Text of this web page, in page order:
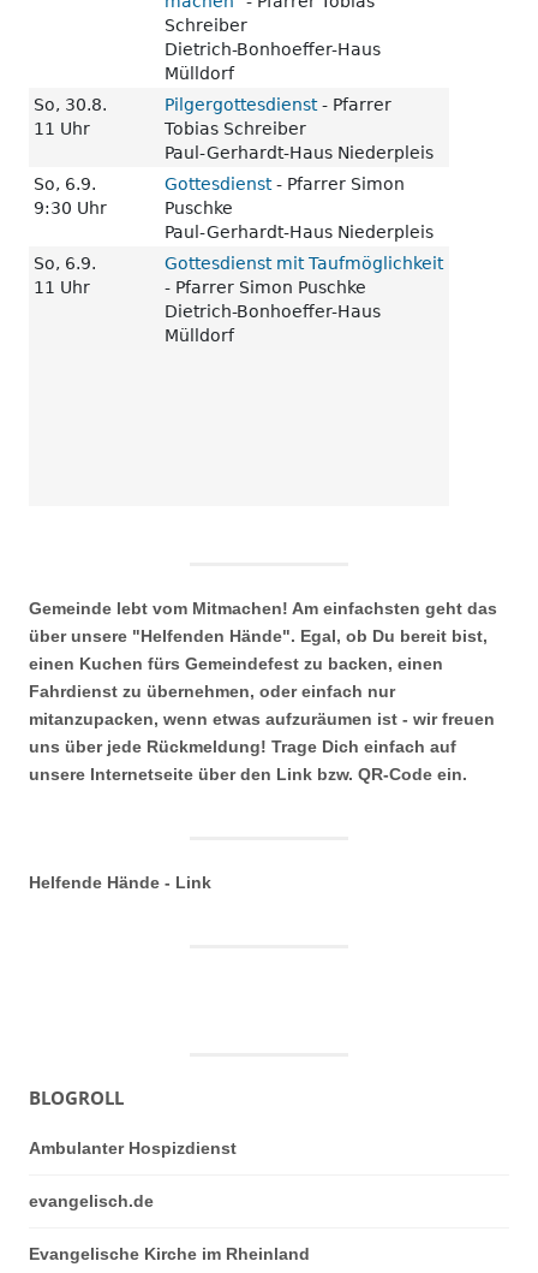
Gemeinde lebt vom Mitmachen! Am einfachsten geht das
über unsere "Helfenden Hände". Egal, ob Du bereit bist,
einen Kuchen fürs Gemeindefest zu backen, einen
Fahrdienst zu übernehmen, oder einfach nur
mitanzupacken, wenn etwas aufzuräumen ist - wir freuen
uns über jede Rückmeldung! Trage Dich einfach auf
unsere Internetseite über den Link bzw. QR-Code ein.
Helfende Hände - Link
BLOGROLL
Ambulanter Hospizdienst
evangelisch.de
Evangelische Kirche im Rheinland